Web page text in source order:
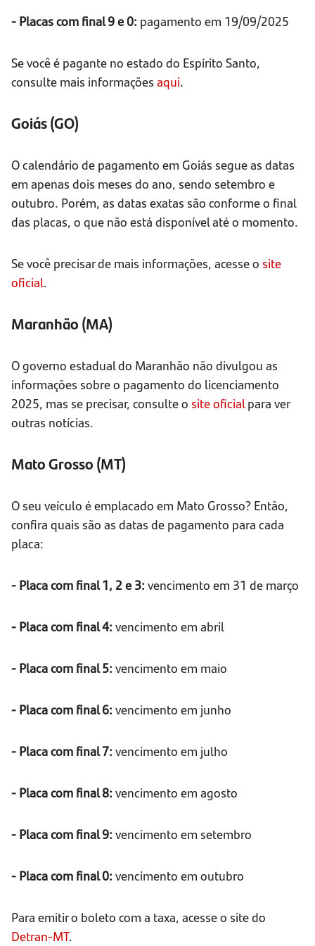
- Placas com final 9 e 0: pagamento em 19/09/2025
Se você é pagante no estado do Espírito Santo,
consulte mais informações aqui.
Goiás (GO)
O calendário de pagamento em Goiás segue as datas
em apenas dois meses do ano, sendo setembro e
outubro. Porém, as datas exatas são conforme o final
das placas, o que não está disponível até o momento.
Se você precisar de mais informações, acesse o site
oficial.
Maranhão (MA)
O governo estadual do Maranhão não divulgou as
informações sobre o pagamento do licenciamento
2025, mas se precisar, consulte o site oficialpara ver
outras notícias.
Mato Grosso (MT)
O seu veículo é emplacado em Mato Grosso? Então,
confira quais são as datas de pagamento para cada
placa:
- Placa com final 1, 2 e 3: vencimento em 31 de março
- Placa com final 4: vencimento em abril
- Placa com final 5: vencimento em maio
- Placa com final 6: vencimento em junho
- Placa com final 7: vencimento em julho
- Placa com final 8: vencimento em agosto
- Placa com final 9: vencimento em setembro
- Placa com final 0: vencimento em outubro
Para emitir o boleto com a taxa, acesse o site do
Detran-MT.